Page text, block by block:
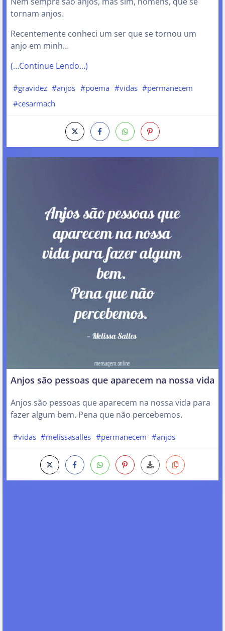
tornam anjos.
Recentemente conheci um ser que se tornou um
anjo em minh…
(…Continue Lendo…)
#gravidez #anjos #poema #vidas #permanecem
#cesarmach
Anjos são pessoas que aparecem na nossa vida
Anjos são pessoas que aparecem na nossa vida para
fazer algum bem. Pena que não percebemos.
#vidas #melissasalles #permanecem #anjos